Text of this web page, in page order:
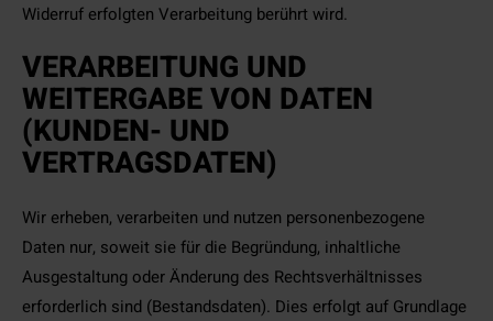
Widerruf erfolgten Verarbeitung berührt wird.
VERARBEITUNG UND
WEITERGABE VON DATEN
(KUNDEN- UND
VERTRAGSDATEN)
Wir erheben, verarbeiten und nutzen personenbezogene
Daten nur, soweit sie für die Begründung, inhaltliche
Ausgestaltung oder Änderung des Rechtsverhältnisses
erforderlich sind (Bestandsdaten). Dies erfolgt auf Grundlage